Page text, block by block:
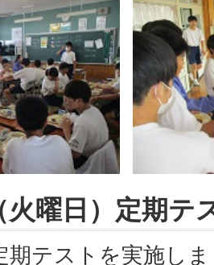
曜日）定期テ
期テストを実施し